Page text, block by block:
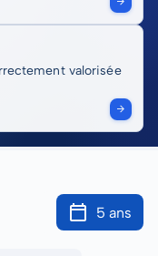
valorisée
5 ans